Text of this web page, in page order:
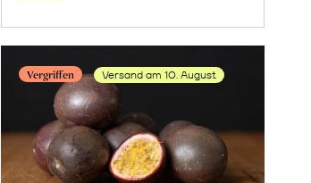
Vergriffen Versand am 10. August